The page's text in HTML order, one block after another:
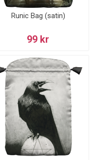
Runic Bag (satin)
99 kr